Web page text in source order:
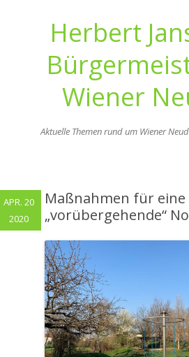
Herbert
Wiener
Aktuelle Themen rund um Wiener
Maßnahmen für eine
„vorübergehende“
APR. 20
2020